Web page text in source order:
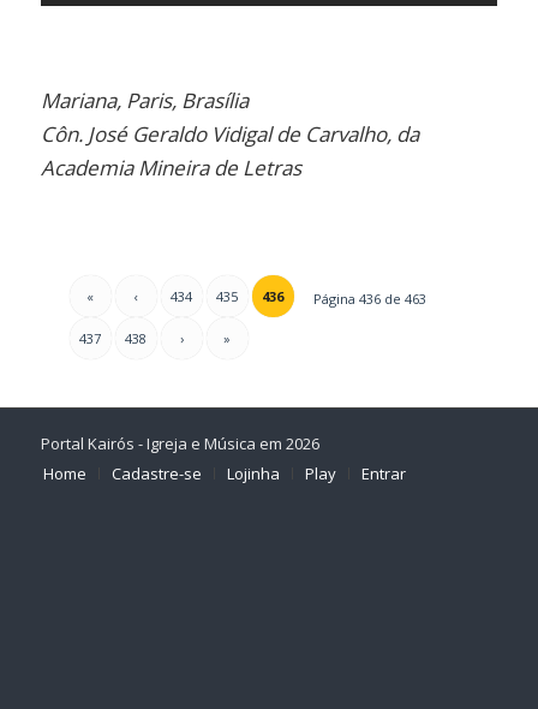
Mariana, Paris, Brasília
Côn. José Geraldo Vidigal de Carvalho, da
Academia Mineira de Letras
Página 436 de 463
« ‹ 434 435 436
437 438 › »
Portal Kairós - Igreja e Música em 2026
Home
Cadastre-se Lojinha Play Entrar